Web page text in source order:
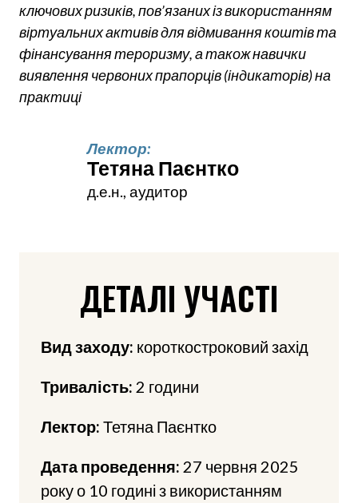
ключових ризиків, пов’язаних із використанням
віртуальних активів для відмивання коштів та
фінансування тероризму, а також навички
виявлення червоних прапорців (індикаторів) на
практиці
Лектор:
Тетяна Паєнтко
д.е.н., аудитор
ДЕТАЛІ УЧАСТІ
Вид заходу: короткостроковий захід
Тривалість: 2 години
Лектор: Тетяна Паєнтко
Дата проведення: 27 червня 2025
року о 10 годині з використанням